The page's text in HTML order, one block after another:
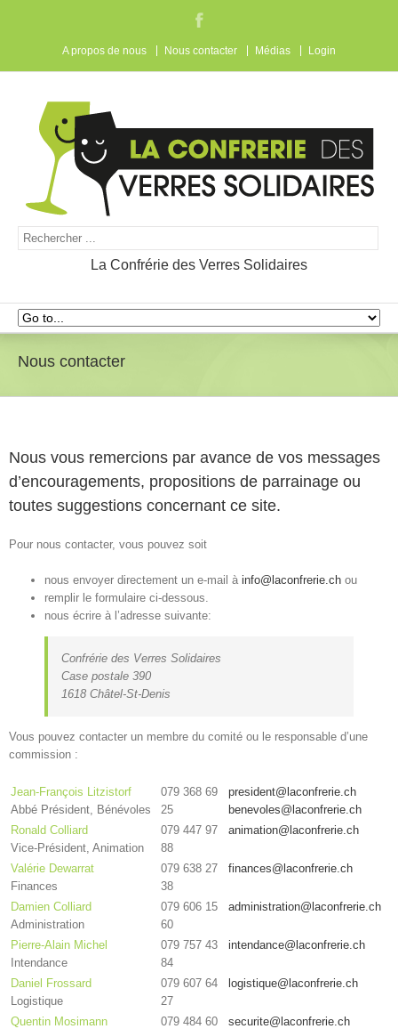
A propos de nous Nous contacter Médias Login
La Confrérie des Verres Solidaires
Nous contacter
Nous vous remercions par avance de vos messages
d’encouragements, propositions de parrainage ou
toutes suggestions concernant ce site.
Pour nous contacter, vous pouvez soit
nous envoyer directement un e-mail à info@laconfrerie.ch ou
remplir le formulaire ci-dessous.
nous écrire à l’adresse suivante:
Confrérie des Verres Solidaires
Case postale 390
1618 Châtel-St-Denis
Vous pouvez contacter un membre du comité ou le responsable d’une
commission :
Jean-François Litzistorf
Abbé Président, Bénévoles
079 368 69
25
president@laconfrerie.ch
benevoles@laconfrerie.ch
Ronald Colliard
Vice-Président, Animation
079 447 97
88
animation@laconfrerie.ch
Valérie Dewarrat
Finances
079 638 27
38
finances@laconfrerie.ch
Damien Colliard
Administration
079 606 15
60
administration@laconfrerie.ch
Pierre-Alain Michel
Intendance
079 757 43
84
intendance@laconfrerie.ch
Daniel Frossard
Logistique
079 607 64
27
logistique@laconfrerie.ch
Quentin Mosimann
079 484 60
securite@laconfrerie.ch